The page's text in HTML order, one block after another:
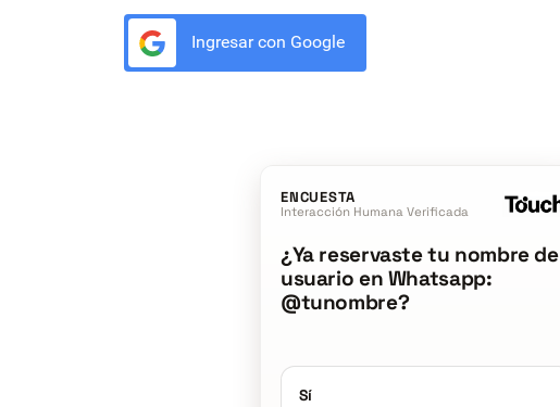
Ingresar con Google
ENCUESTA
Interacción Humana Verificada
¿Ya reservaste tu nombre de
usuario en Whatsapp:
@tunombre?
Sí